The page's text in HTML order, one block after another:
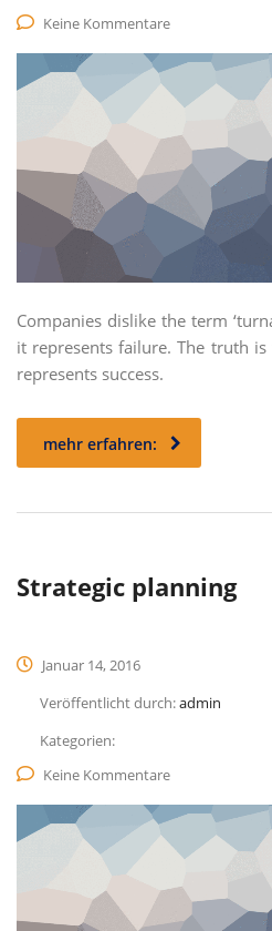
Keine Kommentare
Companies dislike the term
it represents failure. The truth
represents success.
mehr erfahren:
Strategic planning
Januar 14, 2016
Veröffentlicht durch:admin
Kategorien:
Keine Kommentare